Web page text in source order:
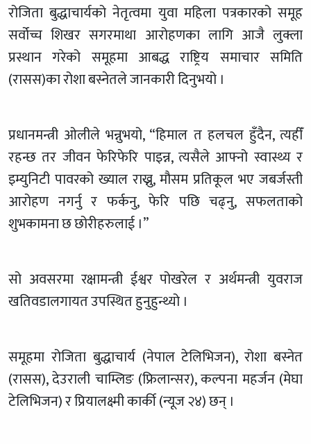
रोजिता बुद्धाचार्यको नेतृत्वमा युवा महिला पत्रकारको समूह
सर्वोच्च शिखर सगरमाथा आरोहणका लागि आजै लुक्ला
प्रस्थान गरेको समूहमा आबद्ध राष्ट्रिय समाचार समिति
(रासस)का रोशा बस्नेतले जानकारी दिनुभयो ।
प्रधानमन्त्री ओलीले भन्नुभयो, “हिमाल त हलचल हुँदैन, त्यहीँ
रहन्छ तर जीवन फेरिफेरि पाइन्न, त्यसैले आफ्नो स्वास्थ्य र
इम्युनिटी पावरको ख्याल राख्नु, मौसम प्रतिकूल भए जबर्जस्ती
आरोहण नगर्नु र फर्कनु, फेरि पछि चढ्नु, सफलताको
शुभकामना छ छोरीहरुलाई ।”
सो अवसरमा रक्षामन्त्री ईश्वर पोखरेल र अर्थमन्त्री युवराज
खतिवडालगायत उपस्थित हुनुहुन्थ्यो ।
समूहमा रोजिता बुद्धाचार्य (नेपाल टेलिभिजन), रोशा बस्नेत
(रासस), देउराली चाम्लिङ (फ्रिलान्सर), कल्पना महर्जन (मेघा
टेलिभिजन) र प्रियालक्ष्मी कार्की (न्यूज २४) छन् ।